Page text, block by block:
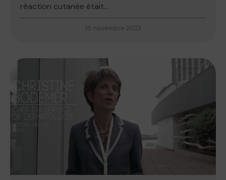
réaction cutanée était...
15 novembre 2023